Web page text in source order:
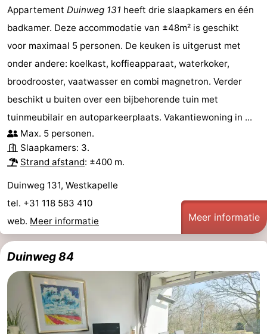
Résidence
Wijngaerde
Last
minutes
Strand
Zien
&
doen
Bezienswaardigheden
-
Musea
-
Monumenten
-
Uitkijkpunten
Attracties
Speeltuinen
Binnenspeeltuinen
-
Appartement Duinweg 131 heeft drie slaapkamers en één
badkamer. Deze accommodatie van ±48m² is geschikt
voor maximaal 5 personen. De keuken is uitgerust met
onder andere: koelkast, koffieapparaat, waterkoker,
broodrooster, vaatwasser en combi magnetron. Verder
beschikt u buiten over een bijbehorende tuin met
tuinmeubilair en autoparkeerplaats. Vakantiewoning in ...
Max. 5 personen.
Slaapkamers: 3.
Strand afstand: ±400 m.
Duinweg 131, Westkapelle
tel. +31 118 583 410
web. Meer informatie Meer informatie
Duinweg 84